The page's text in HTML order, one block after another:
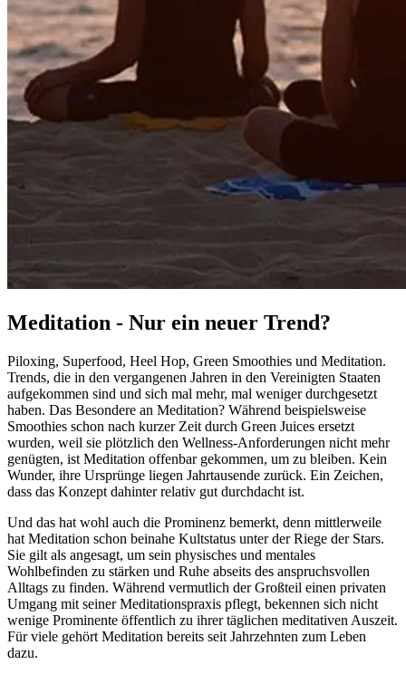
Meditation - Nur ein neuer Trend?
Piloxing, Superfood, Heel Hop, Green Smoothies und Meditation.
Trends, die in den vergangenen Jahren in den Vereinigten Staaten
aufgekommen sind und sich mal mehr, mal weniger durchgesetzt
haben. Das Besondere an Meditation? Während beispielsweise
Smoothies schon nach kurzer Zeit durch Green Juices ersetzt
wurden, weil sie plötzlich den Wellness-Anforderungen nicht mehr
genügten, ist Meditation offenbar gekommen, um zu bleiben. Kein
Wunder, ihre Ursprünge liegen Jahrtausende zurück. Ein Zeichen,
dass das Konzept dahinter relativ gut durchdacht ist.
Und das hat wohl auch die Prominenz bemerkt, denn mittlerweile
hat Meditation schon beinahe Kultstatus unter der Riege der Stars.
Sie gilt als angesagt, um sein physisches und mentales
Wohlbefinden zu stärken und Ruhe abseits des anspruchsvollen
Alltags zu finden. Während vermutlich der Großteil einen privaten
Umgang mit seiner Meditationspraxis pflegt, bekennen sich nicht
wenige Prominente öffentlich zu ihrer täglichen meditativen Auszeit.
Für viele gehört Meditation bereits seit Jahrzehnten zum Leben
dazu.